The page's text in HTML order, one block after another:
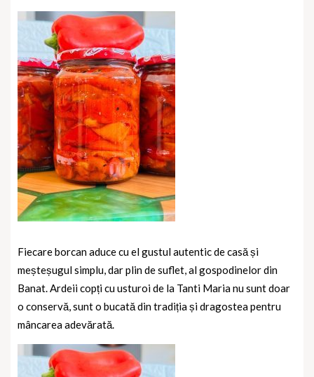
Fiecare borcan aduce cu el gustul autentic de casă și
meșteșugul simplu, dar plin de suflet, al gospodinelor din
Banat. Ardeii copți cu usturoi de la Tanti Maria nu sunt doar
o conservă, sunt o bucată din tradiția și dragostea pentru
mâncarea adevărată.